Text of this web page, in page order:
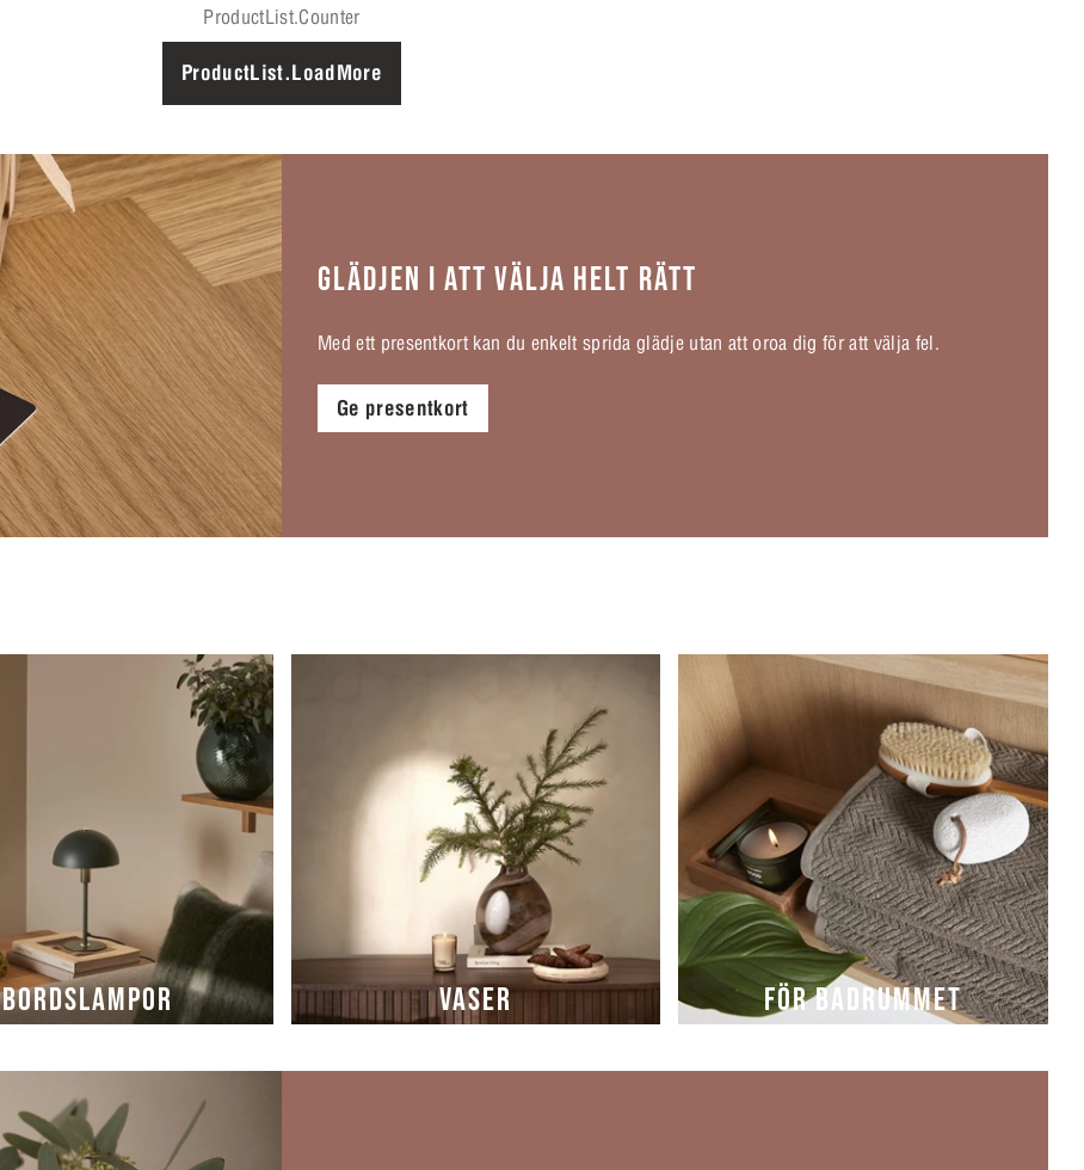
ProductList.Counter
ProductList.LoadMore
GLÄDJEN I ATT VÄLJA HELT RÄTT
Med ett presentkort kan du enkelt sprida glädje utan att oroa dig för att välja fel.
Ge presentkort
BORDSLAMPOR VASER FÖR BADRUMMET